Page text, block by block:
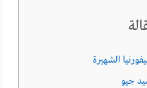
الشهيرة
جيو